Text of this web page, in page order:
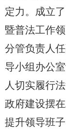
定力。成立
暨普法工作
分管负责人
导小组办公
人切实履行
政府建设摆
提升领导班